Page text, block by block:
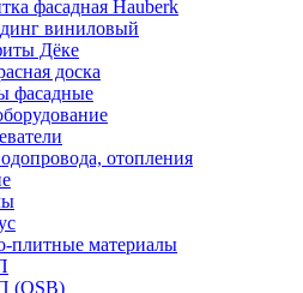
фасадная Hauberk
виниловый
Дёке
доска
фасадные
отопления
плитные материалы
(OSB)